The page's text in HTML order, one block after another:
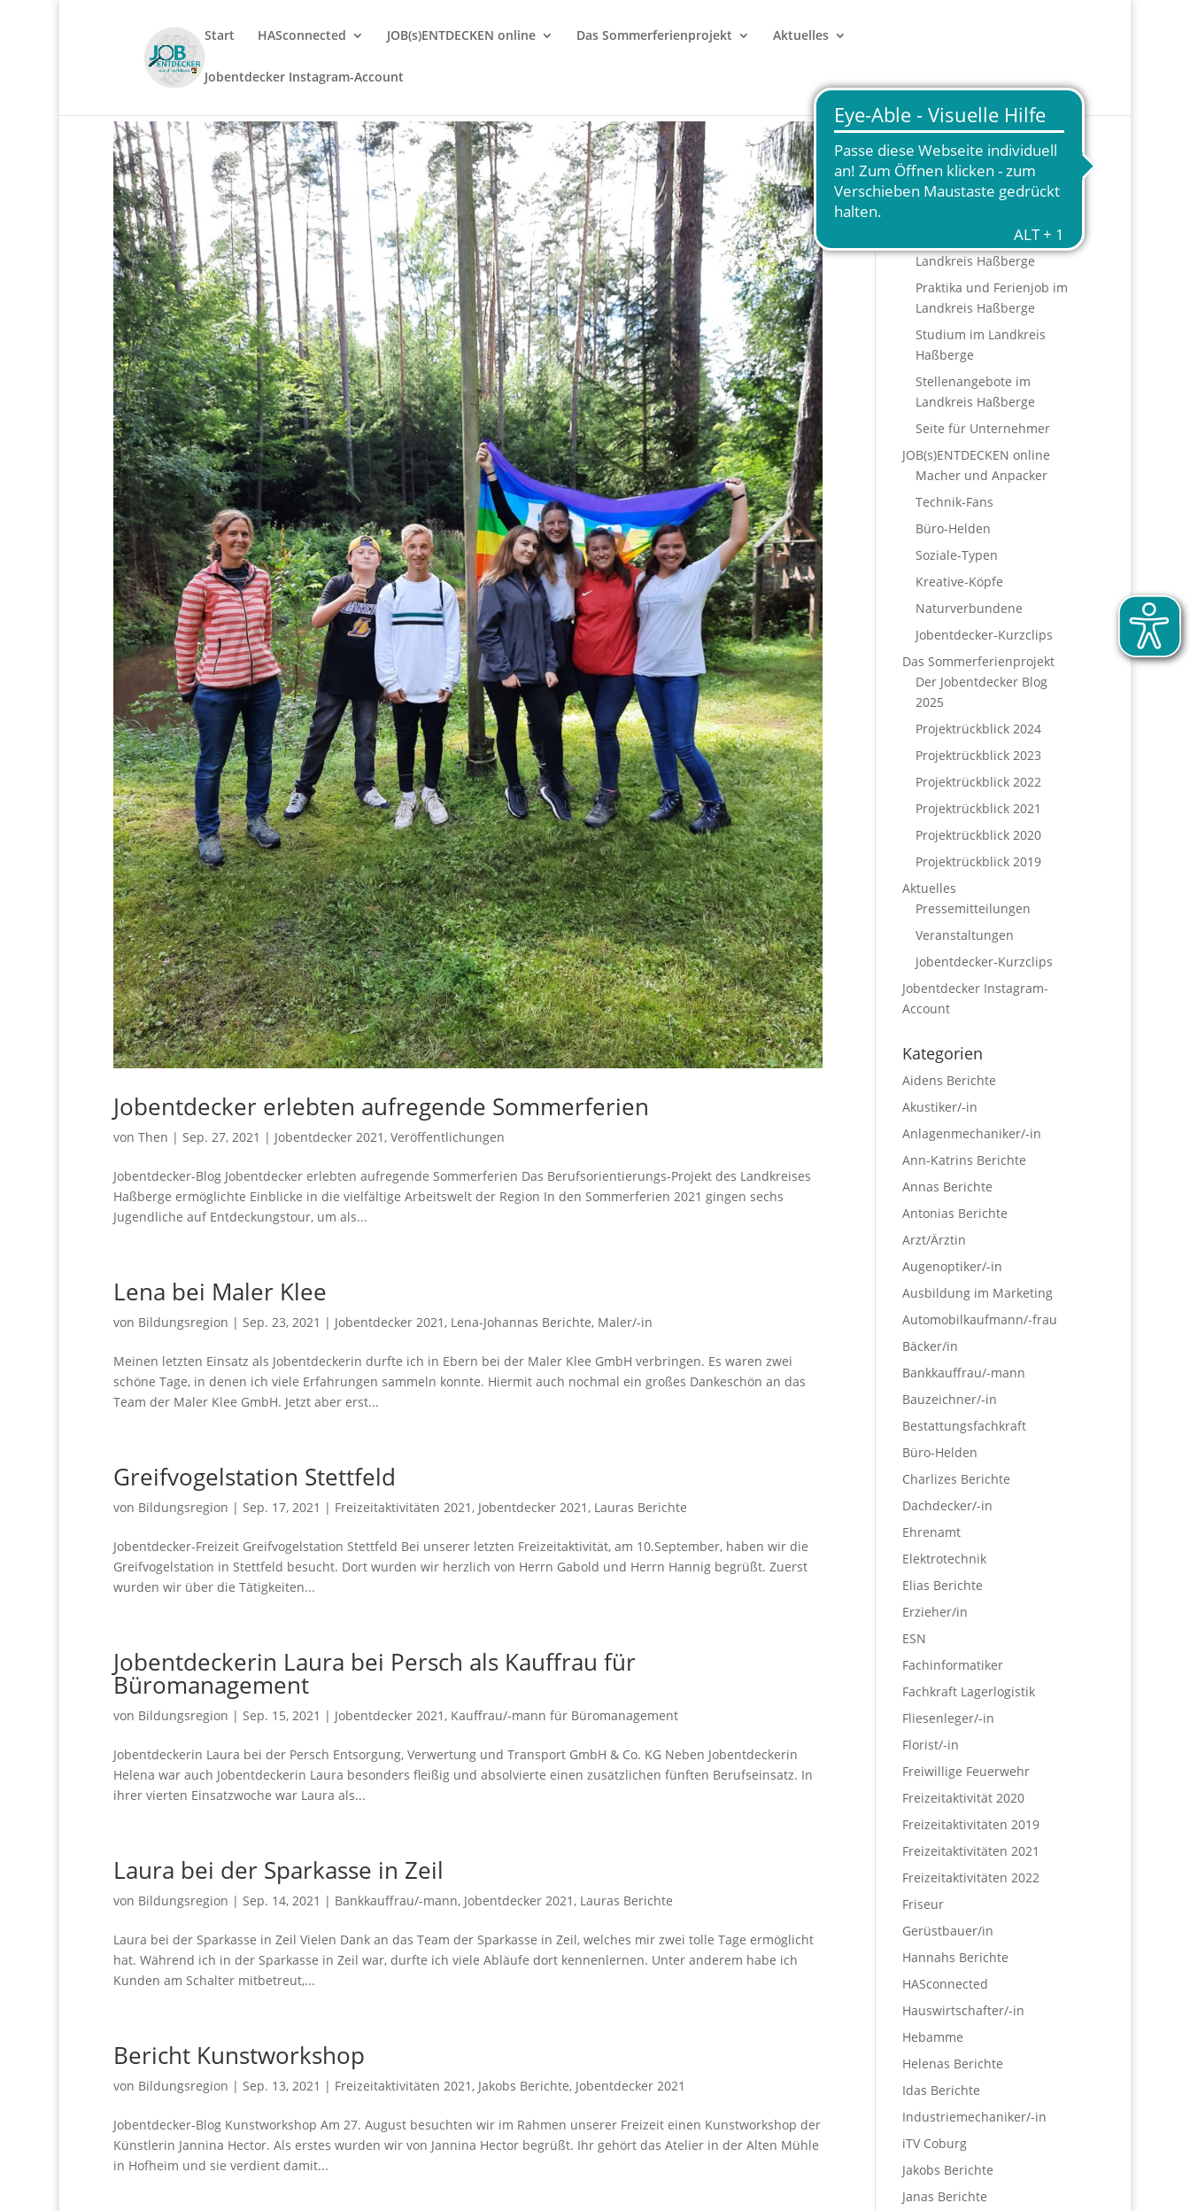
Start HASconnected JOB(s)ENTDECKEN online Das Sommerferienprojekt Aktuelles
Jobentdecker Instagram-Account
Jobentdecker erlebten aufregende Sommerferien
von Then | Sep. 27, 2021 | Jobentdecker 2021, Veröffentlichungen
Jobentdecker-Blog Jobentdecker erlebten aufregende Sommerferien Das Berufsorientierungs-Projekt des Landkreises
Haßberge ermöglichte Einblicke in die vielfältige Arbeitswelt der Region In den Sommerferien 2021 gingen sechs
Jugendliche auf Entdeckungstour, um als...
Lena bei Maler Klee
von Bildungsregion | Sep. 23, 2021 | Jobentdecker 2021, Lena-Johannas Berichte, Maler/-in
Meinen letzten Einsatz als Jobentdeckerin durfte ich in Ebern bei der Maler Klee GmbH verbringen. Es waren zwei
schöne Tage, in denen ich viele Erfahrungen sammeln konnte. Hiermit auch nochmal ein großes Dankeschön an das
Team der Maler Klee GmbH. Jetzt aber erst...
Greifvogelstation Stettfeld
von Bildungsregion | Sep. 17, 2021 | Freizeitaktivitäten 2021, Jobentdecker 2021, Lauras Berichte
Jobentdecker-Freizeit Greifvogelstation Stettfeld Bei unserer letzten Freizeitaktivität, am 10.September, haben wir die
Greifvogelstation in Stettfeld besucht. Dort wurden wir herzlich von Herrn Gabold und Herrn Hannig begrüßt. Zuerst
wurden wir über die Tätigkeiten...
Jobentdeckerin Laura bei Persch als Kauffrau für
Büromanagement
von Bildungsregion | Sep. 15, 2021 | Jobentdecker 2021, Kauffrau/-mann für Büromanagement
Jobentdeckerin Laura bei der Persch Entsorgung, Verwertung und Transport GmbH & Co. KG Neben Jobentdeckerin
Helena war auch Jobentdeckerin Laura besonders fleißig und absolvierte einen zusätzlichen fünften Berufseinsatz. In
ihrer vierten Einsatzwoche war Laura als...
Laura bei der Sparkasse in Zeil
von Bildungsregion | Sep. 14, 2021 | Bankkauffrau/-mann, Jobentdecker 2021, Lauras Berichte
Laura bei der Sparkasse in Zeil Vielen Dank an das Team der Sparkasse in Zeil, welches mir zwei tolle Tage ermöglicht
hat. Während ich in der Sparkasse in Zeil war, durfte ich viele Abläufe dort kennenlernen. Unter anderem habe ich
Kunden am Schalter mitbetreut,...
Bericht Kunstworkshop
von Bildungsregion | Sep. 13, 2021 | Freizeitaktivitäten 2021, Jakobs Berichte, Jobentdecker 2021
Jobentdecker-Blog Kunstworkshop Am 27. August besuchten wir im Rahmen unserer Freizeit einen Kunstworkshop der
Künstlerin Jannina Hector. Als erstes wurden wir von Jannina Hector begrüßt. Ihr gehört das Atelier in der Alten Mühle
in Hofheim und sie verdient damit...
Start
Ausbildungsstellen im
Landkreis Haßberge
Praktika und Ferienjob im
Landkreis Haßberge
Studium im Landkreis
Haßberge
Stellenangebote im
Landkreis Haßberge
Seite für Unternehmer
JOB(s)ENTDECKEN online
Macher und Anpacker
Technik-Fans
Büro-Helden
Soziale-Typen
Kreative-Köpfe
Naturverbundene
Jobentdecker-Kurzclips
Das Sommerferienprojekt
Der Jobentdecker Blog
2025
Projektrückblick 2024
Projektrückblick 2023
Projektrückblick 2022
Projektrückblick 2021
Projektrückblick 2020
Projektrückblick 2019
Aktuelles
Pressemitteilungen
Veranstaltungen
Jobentdecker-Kurzclips
Jobentdecker Instagram-
Account
Kategorien
Aidens Berichte
Akustiker/-in
Anlagenmechaniker/-in
Ann-Katrins Berichte
Annas Berichte
Antonias Berichte
Arzt/Ärztin
Augenoptiker/-in
Ausbildung im Marketing
Automobilkaufmann/-frau
Bäcker/in
Bankkauffrau/-mann
Bauzeichner/-in
Bestattungsfachkraft
Büro-Helden
Charlizes Berichte
Dachdecker/-in
Ehrenamt
Elektrotechnik
Elias Berichte
Erzieher/in
ESN
Fachinformatiker
Fachkraft Lagerlogistik
Fliesenleger/-in
Florist/-in
Freiwillige Feuerwehr
Freizeitaktivität 2020
Freizeitaktivitäten 2019
Freizeitaktivitäten 2021
Freizeitaktivitäten 2022
Friseur
Gerüstbauer/in
Hannahs Berichte
HASconnected
Hauswirtschafter/-in
Hebamme
Helenas Berichte
Idas Berichte
Industriemechaniker/-in
iTV Coburg
Jakobs Berichte
Janas Berichte